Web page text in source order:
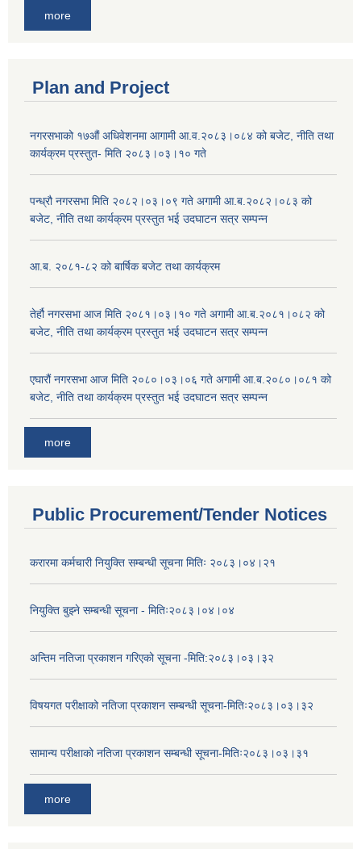
more
Plan and Project
नगरसभाको १७औं अधिवेशनमा आगामी आ.व.२०८३।०८४ को बजेट, नीति तथा
कार्यक्रम प्रस्तुत- मिति २०८३।०३।१० गते
पन्ध्रौ नगरसभा मिति २०८२।०३।०९ गते अगामी आ.ब.२०८२।०८३ को
बजेट, नीति तथा कार्यक्रम प्रस्तुत भई उदघाटन सत्र सम्पन्न
आ.ब. २०८१-८२ को बार्षिक बजेट तथा कार्यक्रम
तेर्हौ नगरसभा आज मिति २०८१।०३।१० गते अगामी आ.ब.२०८१।०८२ को
बजेट, नीति तथा कार्यक्रम प्रस्तुत भई उदघाटन सत्र सम्पन्न
एघारौं नगरसभा आज मिति २०८०।०३।०६ गते अगामी आ.ब.२०८०।०८१ को
बजेट, नीति तथा कार्यक्रम प्रस्तुत भई उदघाटन सत्र सम्पन्न
more
Public Procurement/Tender Notices
करारमा कर्मचारी नियुक्ति सम्बन्धी सूचना मितिः २०८३।०४।२१
नियुक्ति बुझ्ने सम्बन्धी सूचना - मितिः२०८३।०४।०४
अन्तिम नतिजा प्रकाशन गरिएको सूचना -मिति:२०८३।०३।३२
विषयगत परीक्षाको नतिजा प्रकाशन सम्बन्धी सूचना-मितिः२०८३।०३।३२
सामान्य परीक्षाको नतिजा प्रकाशन सम्बन्धी सूचना-मितिः२०८३।०३।३१
more